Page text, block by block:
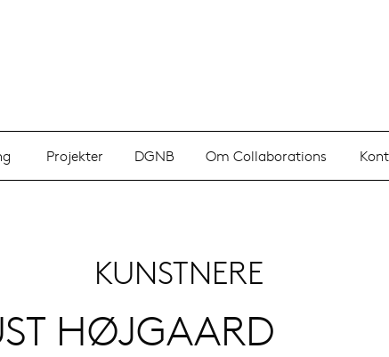
Projekter DGNB Om Collaborations
KUNSTNERE
HØJGAARD